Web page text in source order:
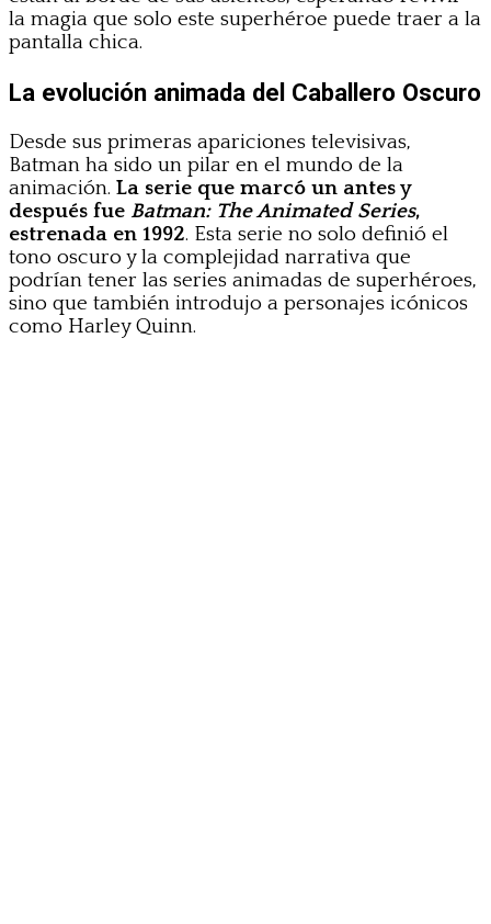
la magia que solo este superhéroe puede traer a la
pantalla chica.
La evolución animada del Caballero Oscuro
Desde sus primeras apariciones televisivas,
Batman ha sido un pilar en el mundo de la
animación. La serie que marcó un antes y
después fue Batman: The Animated Series,
estrenada en 1992. Esta serie no solo definió el
tono oscuro y la complejidad narrativa que
podrían tener las series animadas de superhéroes,
sino que también introdujo a personajes icónicos
como Harley Quinn.